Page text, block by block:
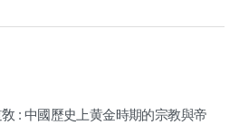
敎 : 中國歷史上黄金時期的宗教與帝